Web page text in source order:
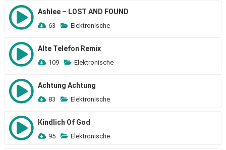
Ashlee – LOST AND FOUND
63 Elektronische
Alte Telefon Remix
109 Elektronische
Achtung Achtung
83 Elektronische
Кindlich Of God
95 Elektronische